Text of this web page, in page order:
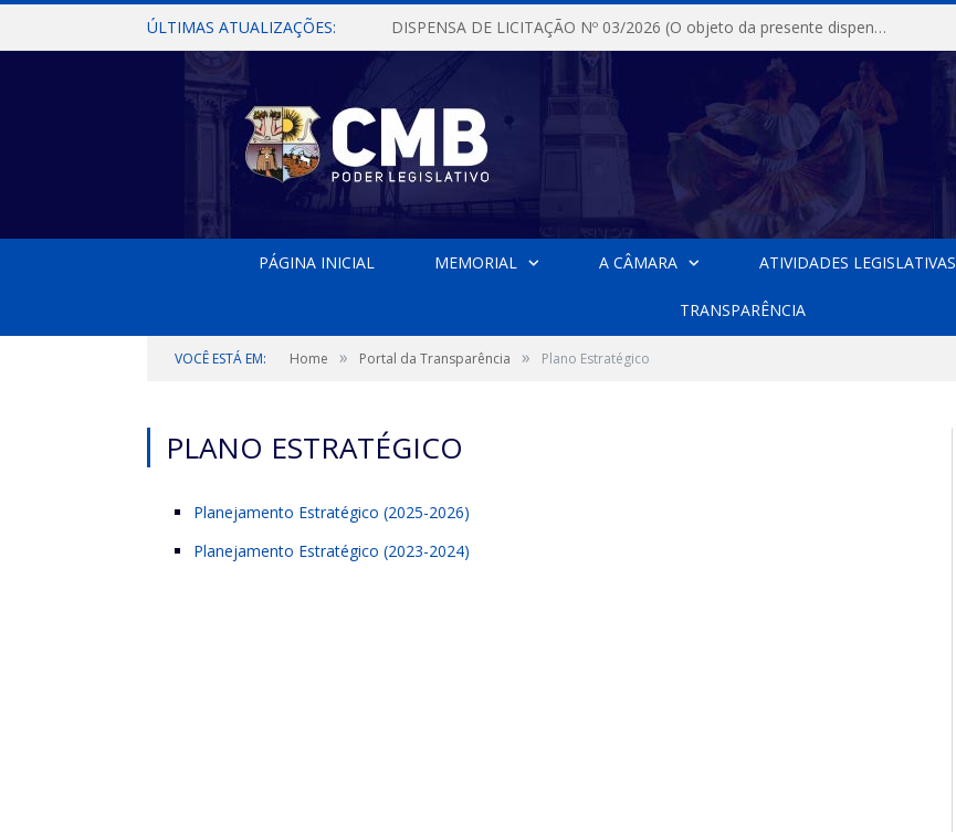
ÚLTIMAS ATUALIZAÇÕES: DISPENSA DE LICITAÇÃO Nº 03/2026 (O objeto da presente dispensa é a escolha da proposta mais vantajosa para a aquisição, de aparelhos de ar condicionado, tipo Split, com material de instalação e fogão industrial, conforme condições, quantidades e exigências estabelecidas no termo de referencia e neste aviso de contratação direta e seus anexos)
PÁGINA INICIAL MEMORIAL A CÂMARA ATIVIDADES LEGISLATIVAS
TRANSPARÊNCIA
VOCÊ ESTÁ EM: Home » Portal da Transparência » Plano Estratégico
PLANO ESTRATÉGICO
Planejamento Estratégico (2025-2026)
Planejamento Estratégico (2023-2024)